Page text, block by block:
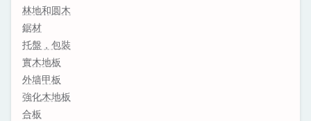
林地和圆木
鋸材
托盤，包裝
實木地板
外墙甲板
強化木地板
合板